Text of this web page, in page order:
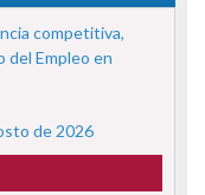
competitiva,
del Empleo en
de 2026